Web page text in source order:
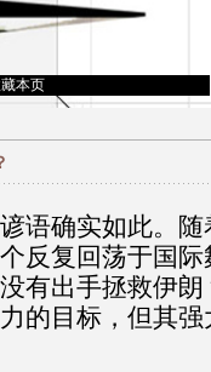
本页
语确实如此。
反复回荡于国
有出手拯救伊
的目标，但其